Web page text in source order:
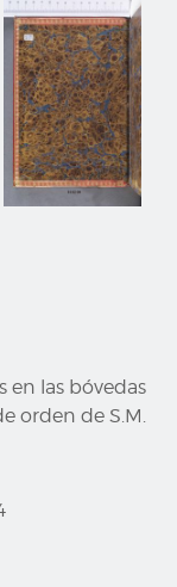
en las bóvedas
orden de S.M.